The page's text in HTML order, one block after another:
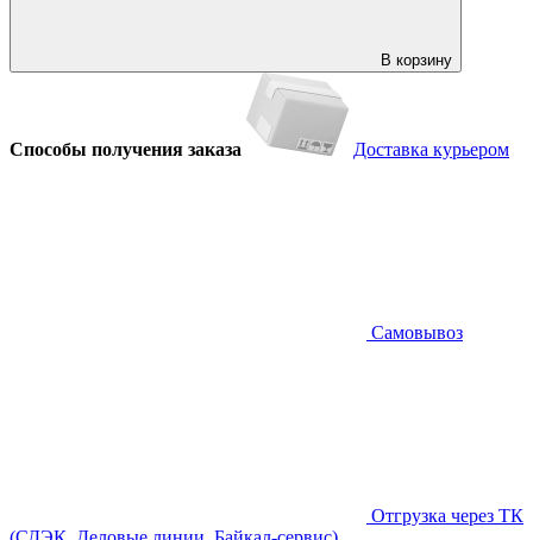
В корзину
Способы получения заказа Доставка курьером
Самовывоз
Отгрузка через ТК